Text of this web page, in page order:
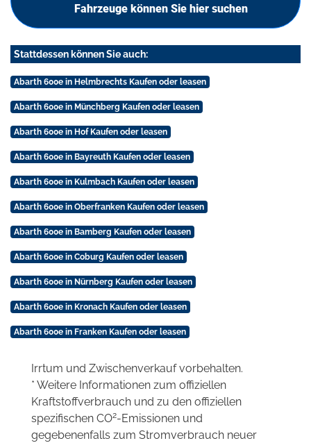
Fahrzeuge können Sie hier suchen
Stattdessen können Sie auch:
Abarth 600e in Helmbrechts Kaufen oder leasen
Abarth 600e in Münchberg Kaufen oder leasen
Abarth 600e in Hof Kaufen oder leasen
Abarth 600e in Bayreuth Kaufen oder leasen
Abarth 600e in Kulmbach Kaufen oder leasen
Abarth 600e in Oberfranken Kaufen oder leasen
Abarth 600e in Bamberg Kaufen oder leasen
Abarth 600e in Coburg Kaufen oder leasen
Abarth 600e in Nürnberg Kaufen oder leasen
Abarth 600e in Kronach Kaufen oder leasen
Abarth 600e in Franken Kaufen oder leasen
Irrtum und Zwischenverkauf vorbehalten.
* Weitere Informationen zum offiziellen
Kraftstoffverbrauch und zu den offiziellen
spezifischen CO2-Emissionen und
gegebenenfalls zum Stromverbrauch neuer